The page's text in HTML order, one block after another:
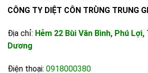
CÔNG TY DIỆT CÔN TRÙNG TRUNG
Địa chỉ: Hẻm 22 Bùi Văn Bình, Phú
Dương
Điện thoại: 0918000380